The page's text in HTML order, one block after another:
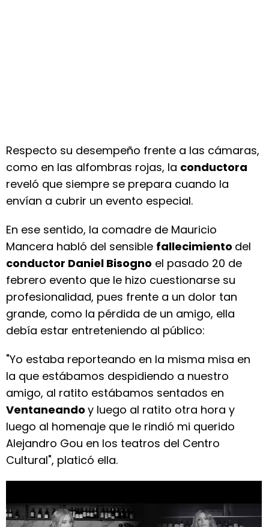
Respecto su desempeño frente a las cámaras,
como en las alfombras rojas, la conductora
reveló que siempre se prepara cuando la
envían a cubrir un evento especial.
En ese sentido, la comadre de Mauricio
Mancera habló del sensible fallecimiento del
conductor Daniel Bisogno el pasado 20 de
febrero evento que le hizo cuestionarse su
profesionalidad, pues frente a un dolor tan
grande, como la pérdida de un amigo, ella
debía estar entreteniendo al público:
"Yo estaba reporteando en la misma misa en
la que estábamos despidiendo a nuestro
amigo, al ratito estábamos sentados en
Ventaneando y luego al ratito otra hora y
luego al homenaje que le rindió mi querido
Alejandro Gou en los teatros del Centro
Cultural", platicó ella.